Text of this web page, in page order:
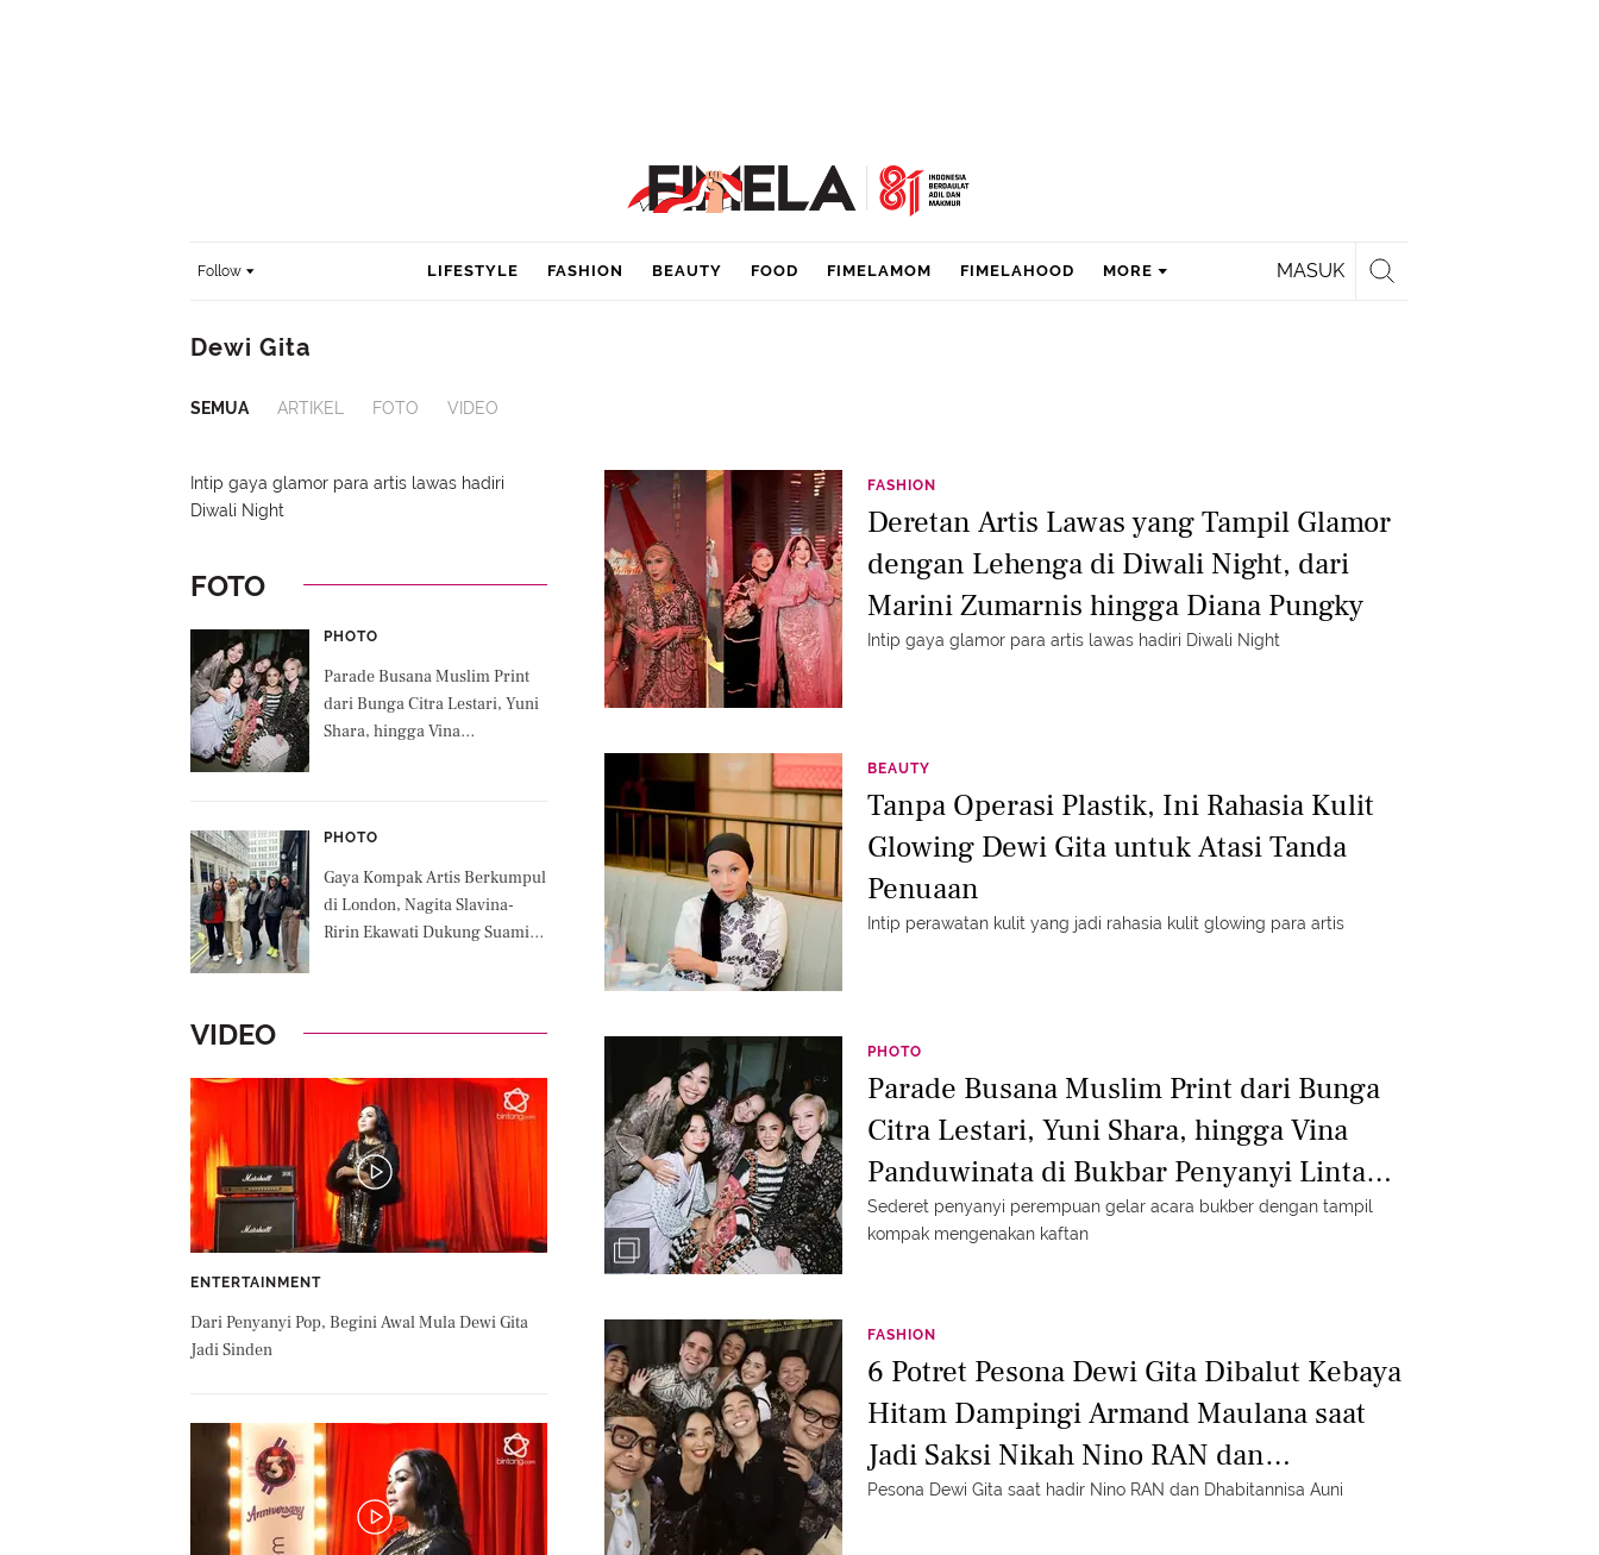
Follow MASUK
LIFESTYLE FASHION BEAUTY FOOD FIMELAMOM FIMELAHOOD MORE
Dewi Gita
SEMUA ARTIKEL FOTO VIDEO
Intip gaya glamor para artis lawas hadiri
Diwali Night
FOTO
PHOTO
Parade Busana Muslim Print
dari Bunga Citra Lestari, Yuni
Shara, hingga Vina
PHOTO
Gaya Kompak Artis Berkumpul
di London, Nagita Slavina-
Ririn Ekawati Dukung Suami,
VIDEO
ENTERTAINMENT
Dari Penyanyi Pop, Begini Awal Mula Dewi Gita
Jadi Sinden
FASHION
Deretan Artis Lawas yang Tampil Glamor
dengan Lehenga di Diwali Night, dari
Marini Zumarnis hingga Diana Pungky
Intip gaya glamor para artis lawas hadiri Diwali Night
BEAUTY
Tanpa Operasi Plastik, Ini Rahasia Kulit
Glowing Dewi Gita untuk Atasi Tanda
Penuaan
Intip perawatan kulit yang jadi rahasia kulit glowing para artis
PHOTO
Parade Busana Muslim Print dari Bunga
Citra Lestari, Yuni Shara, hingga Vina
Panduwinata di Bukbar Penyanyi Lintas
Generasi
Sederet penyanyi perempuan gelar acara bukber dengan tampil
kompak mengenakan kaftan
FASHION
6 Potret Pesona Dewi Gita Dibalut Kebaya
Hitam Dampingi Armand Maulana saat
Jadi Saksi Nikah Nino RAN dan
Dhabitannisa Auni
Pesona Dewi Gita saat hadir Nino RAN dan Dhabitannisa Auni